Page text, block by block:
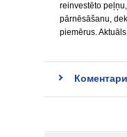
reinvestēto
pārnēsāšanu,
piemērus.